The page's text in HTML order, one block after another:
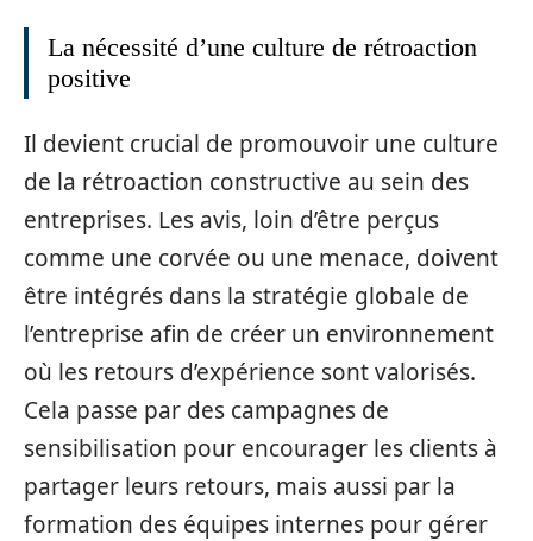
La nécessité d’une culture de rétroaction
positive
Il devient crucial de promouvoir une culture
de la rétroaction constructive au sein des
entreprises. Les avis, loin d’être perçus
comme une corvée ou une menace, doivent
être intégrés dans la stratégie globale de
l’entreprise afin de créer un environnement
où les retours d’expérience sont valorisés.
Cela passe par des campagnes de
sensibilisation pour encourager les clients à
partager leurs retours, mais aussi par la
formation des équipes internes pour gérer